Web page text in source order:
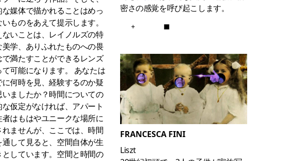
媒体で描かれることはめっ
ものをあえて提示します。
ないことは、レイノルズの特
美学、ありふれたものへの畏
で満たすことができるレンズ
て可能になります。 あなたは
に何時を見、経験するのか疑
いましたか？時間についての
仮定がなければ、アパート
者はもはやユニークな場所に
れませんが、ここでは、時間
通して見ると、空間自体が生
としています。空間と時間の
密さの感覚を呼び起こします。
+ ■
FRANCESCA FINI
Liszt